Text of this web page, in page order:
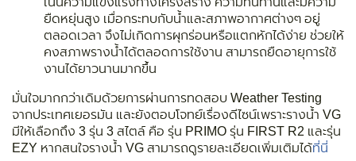
ยืดหยุ่นสูง เมื่อกระทบกับน้ำและสภาพอากาศต่างๆ อยู่
ตลอดเวลา จึงไม่เกิดการผุกร่อนหรือแตกหักได้ง่าย ช่วยให้
คงสภาพรางน้ำได้ตลอดการใช้งาน สามารถยืดอายุการใช้
งานได้ยาวนานมากขึ้น
มั่นใจมากกว่าเดิมด้วยการผ่านการทดสอบ Weather Testing
จากประเทศเยอรมัน และยังตอบโจทย์เรื่องดีไซน์เพราะรางน้ำ VG
มีให้เลือกถึง 3 รุ่น 3 สไตล์ คือ รุ่น PRIMO รุ่น FIRST R2 และรุ่น
EZY หากสนใจรางน้ำ VG สามารถดูรายละเอียดเพิ่มเติมได้ที่นี่